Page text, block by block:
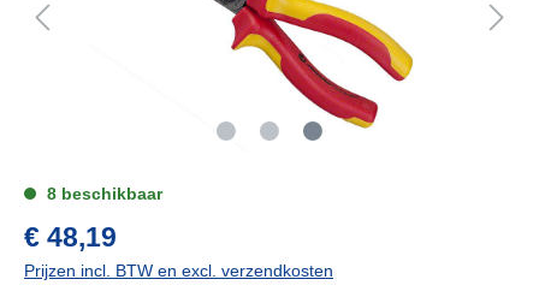
8 beschikbaar
€ 48,19
Prijzen incl. BTW en excl. verzendkosten